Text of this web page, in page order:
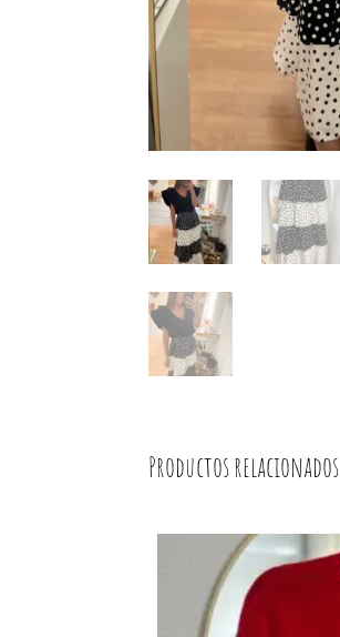
Productos relacionados